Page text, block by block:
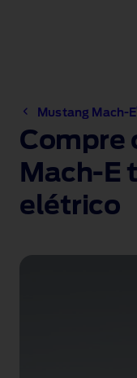
Mustang Mach-E
Compre
Mach-E
elétrico